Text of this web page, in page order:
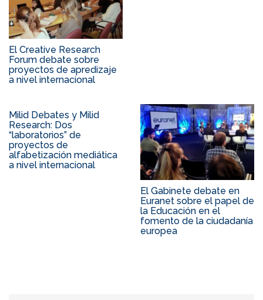
El Creative Research
Forum debate sobre
proyectos de apredizaje
a nivel internacional
Milid Debates y Milid
Research: Dos
“laboratorios” de
proyectos de
alfabetización mediática
a nivel internacional
El Gabinete debate en
Euranet sobre el papel de
la Educación en el
fomento de la ciudadanía
europea